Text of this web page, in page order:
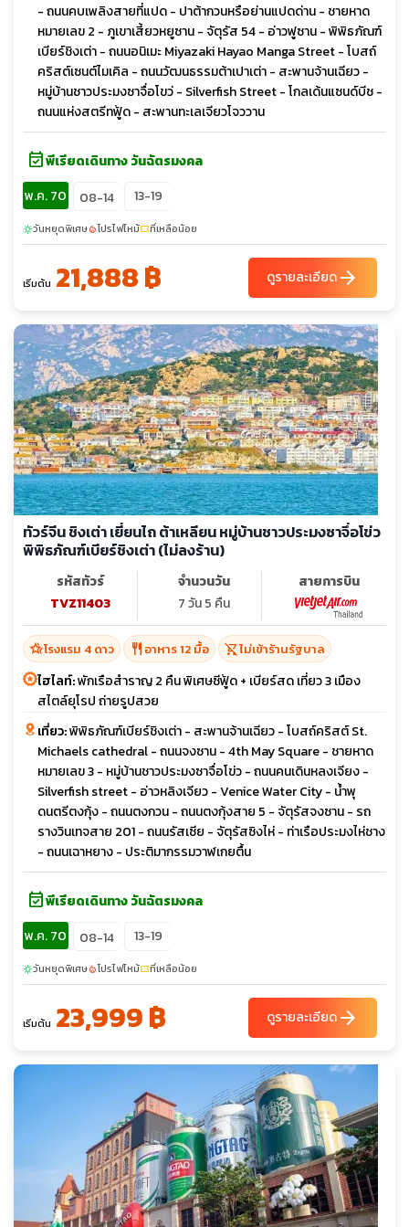
- ถนนคบเพลิงสายที่แปด - ปาต้ากวนหรือย่านแปดด่าน - ชายหาด
หมายเลข 2 - ภูเขาเสี้ยวหยูซาน - จัตุรัส 54 - อ่าวฟูซาน - พิพิธภัณฑ์
เบียร์ชิงเต่า - ถนนอนิเมะ Miyazaki Hayao Manga Street - โบสถ์
คริสต์เซนต์ไมเคิล - ถนนวัฒนธรรมต้าเปาเต่า - สะพานจ้านเฉียว -
หมู่บ้านชาวประมงซาจื่อโขว่ - Silverfish Street - โกลเด้นแซนด์บีช -
ถนนแห่งสตรีทฟู้ด - สะพานทะเลเจียวโจววาน
event_availableพีเรียดเดินทาง วันฉัตรมงคล
พ.ค. 70
08-14 13-19
sunnyวันหยุดพิเศษlocal_fire_departmentโปรไฟไหม้confirmation_numberที่เหลือน้อย
เริ่มต้น 21,888 ฿ ดูรายละเอียดarrow_forward
ทัวร์จีน ชิงเต่า เยี่ยนไถ ต้าเหลียน หมู่บ้านชาวประมงซาจึ่อโข่ว
พิพิธภัณฑ์เบียร์ชิงเต่า (ไม่ลงร้าน)
รหัสทัวร์
TVZ11403
จำนวนวัน
7 วัน 5 คืน
สายการบิน
hotel_classโรงแรม 4 ดาว restaurant อาหาร 12 มื้อ shopping_cart_offไม่เข้าร้านรัฐบาล
ไฮไลท์:พักเรือสำราญ 2 คืน พิเศษซีฟู้ด + เบียร์สด เที่ยว 3 เมือง
สไตล์ยุโรป ถ่ายรูปสวย
เที่ยว:พิพิธภัณฑ์เบียร์ชิงเต่า - สะพานจ้านเฉียว - โบสถ์คริสต์ St.
Michaels cathedral - ถนนจงซาน - 4th May Square - ชายหาด
หมายเลข 3 - หมู่บ้านชาวประมงซาจื่อโข่ว - ถนนคนเดินหลงเจียง -
Silverfish street - อ่าวหลิงเจียว - Venice Water City - น้ำพุ
ดนตรีตงกุ้ง - ถนนตงกวน - ถนนตงกุ้งสาย 5 - จัตุรัสจงซาน - รถ
รางวินเทจสาย 201 - ถนนรัสเซีย - จัตุรัสซิงไห่ - ท่าเรือประมงไห่ชาง
- ถนนเฉาหยาง - ประติมากรรมวาฬเกยตื้น
event_availableพีเรียดเดินทาง วันฉัตรมงคล
พ.ค. 70
08-14 13-19
sunnyวันหยุดพิเศษlocal_fire_departmentโปรไฟไหม้confirmation_numberที่เหลือน้อย
เริ่มต้น 23,999 ฿ ดูรายละเอียดarrow_forward